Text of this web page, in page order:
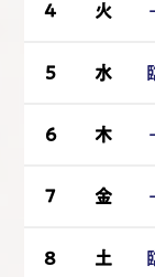
4 火
5 水
6 木
7 金
8 土